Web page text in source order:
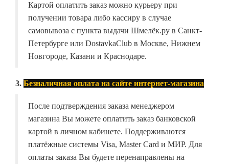
Картой оплатить заказ можно курьеру при
получении товара либо кассиру в случае
самовывоза с пункта выдачи Шмелёк.ру в Санкт-
Петербурге или DostavkaClub в Москве, Нижнем
Новгороде, Казани и Краснодаре.
3. Безналичная оплата на сайте интернет-магазина
После подтверждения заказа менеджером
магазина Вы можете оплатить заказ банковской
картой в личном кабинете. Поддерживаются
платёжные системы Visa, Master Card и МИР. Для
оплаты заказа Вы будете перенаправлены на